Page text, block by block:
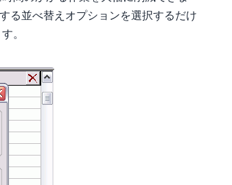
る並べ替えオプションを選択するだけ
。